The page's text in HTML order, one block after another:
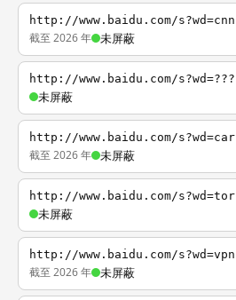
http://www.baidu.com/s?wd=cnn
截至 2026 年 未屏蔽
http://www.baidu.com/s?wd=???
未屏蔽
http://www.baidu.com/s?wd=car
截至 2026 年 未屏蔽
http://www.baidu.com/s?wd=tor
未屏蔽
http://www.baidu.com/s?wd=vpn
截至 2026 年 未屏蔽